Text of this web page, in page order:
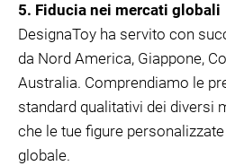
5. Fiducia nei mercati globali
DesignaToy ha servito con
da Nord America, Giappone,
Australia. Comprendiamo le
standard qualitativi dei diversi
che le tue figure
globale.